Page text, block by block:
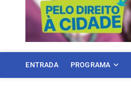
ENTRADA PROGRAMA